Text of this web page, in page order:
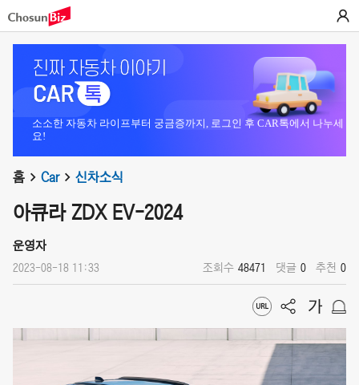
소소한 자동차 라이프부터 궁금증까지, 로그인 후 CAR톡에서 나누세
요!
홈 Car 신차소식
아큐라 ZDX EV-2024
운영자
2023-08-18 11:33 조회수 48471 댓글 0 추천 0